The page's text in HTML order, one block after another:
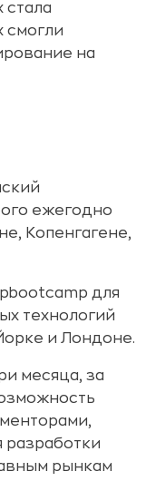
стала
смогли
на
ежегодно
Копенгагене,
для
технологий
и Лондоне.
месяца, за
разработки
рынкам